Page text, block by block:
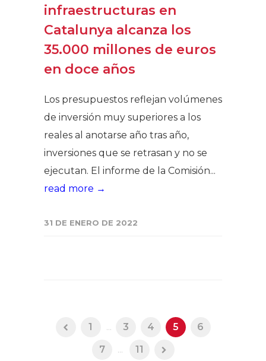
infraestructuras en
Catalunya alcanza los
35.000 millones de euros
en doce años
Los presupuestos reflejan volúmenes
de inversión muy superiores a los
reales al anotarse año tras año,
inversiones que se retrasan y no se
ejecutan. El informe de la Comisión...
read more →
31 DE ENERO DE 2022
1 ... 3 4 5
6
7
... 11